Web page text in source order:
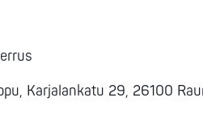
Karjalankatu 29, 26100